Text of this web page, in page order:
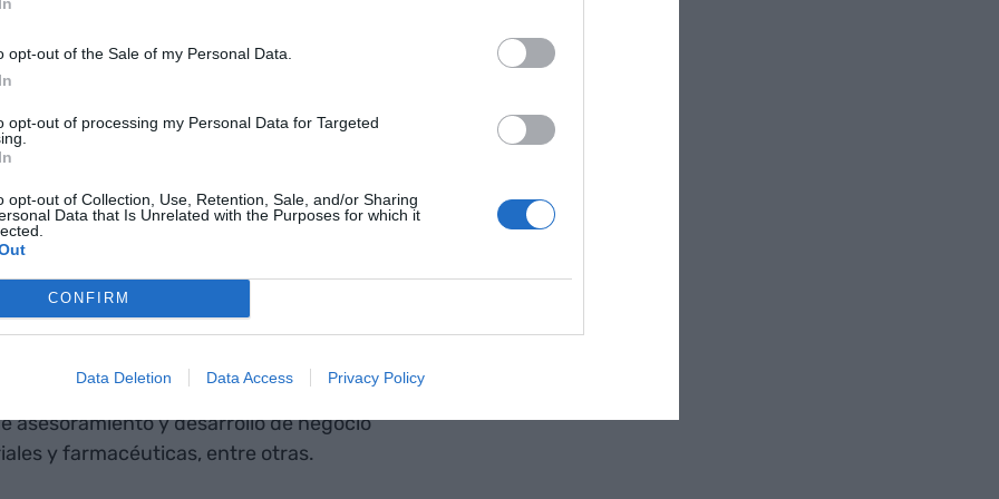
opt-out of the Sale of my Personal Data.
opt-out of processing my Personal Data for Targeted
opt-out of Collection, Use, Retention, Sale, and/or Sharing
Data that Is Unrelated with the Purposes for which it
CONFIRM
Data Deletion Data Access Privacy Policy
división que lideraráÀlex d'Espona
y acompañar las empresas en todos los
Hasta ahora, d'Espona ha ocupado la
Angels Network Catalunya.
director de relaciones institucionales del grupo
Politécnica de Madrid y profesor
de Catalunya, la carrera laboral de Pardo ha
liderar un nuevo departamento de consultoría
en la multinacional francesa, el ejecutivo
asesoramiento y desarrollo de negocio
y farmacéuticas, entre otras.